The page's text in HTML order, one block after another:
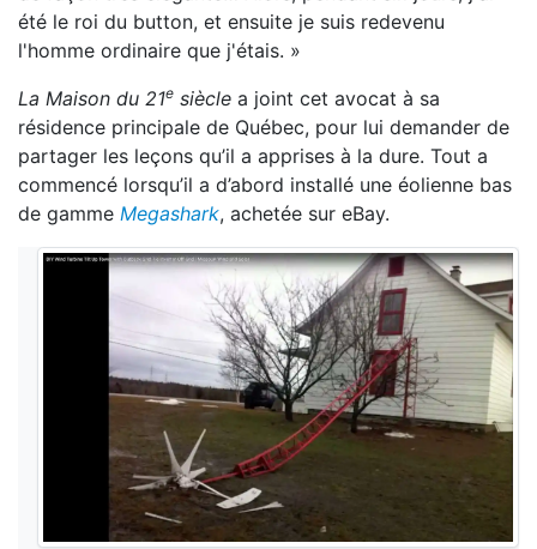
été le roi du button, et ensuite je suis redevenu
l'homme ordinaire que j'étais. »
La Maison du 21e siècle a joint cet avocat à sa
résidence principale de Québec, pour lui demander de
partager les leçons qu’il a apprises à la dure. Tout a
commencé lorsqu’il a d’abord installé une éolienne bas
de gamme Megashark, achetée sur eBay.